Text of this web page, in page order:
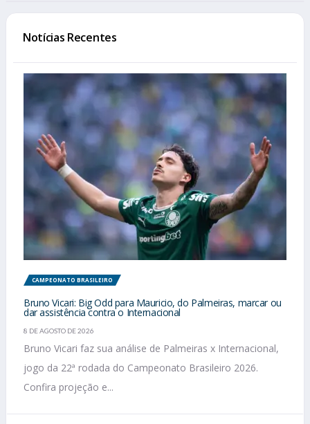
Notícias Recentes
CAMPEONATO BRASILEIRO
Bruno Vicari: Big Odd para Mauricio, do Palmeiras, marcar ou
dar assistência contra o Internacional
8 DE AGOSTO DE 2026
Bruno Vicari faz sua análise de Palmeiras x Internacional,
jogo da 22ª rodada do Campeonato Brasileiro 2026.
Confira projeção e...